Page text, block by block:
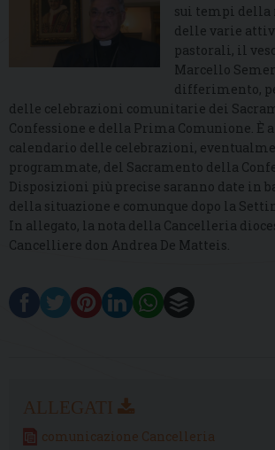
sui tempi della
delle varie
pastorali, il
Marcello
differimento,
delle celebrazioni comunitarie dei
Confessione e della Prima Comunione. È
calendario delle celebrazioni,
programmate, del Sacramento della
Disposizioni più precise saranno date in
della situazione e comunque dopo la
In allegato, la nota della Cancelleria
Cancelliere don Andrea De Matteis.
comunicazione Cancelleria